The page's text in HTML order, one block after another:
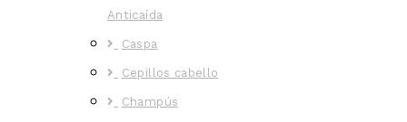
Anticaída
Caspa
Cepillos cabello
Champús